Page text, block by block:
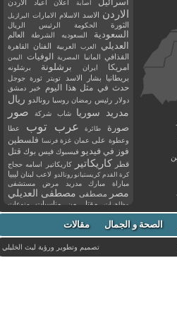
اصابة اعلان اعياد الأردن
الاردن الاسد الاسلام الامارات البرازيل
الثورة الحكومة الرئيس الريال
السعودية السعوديه الشرطة العالم
العديلي العرب العربية الفنان القاهرة
القذافي المانيا المصرية الوفيات اليمن
امريكا ايران برشلونة برشلونه
بريطانيا بشار الاسد تويتر ثورة جوجل
حدث في مثل هذا اليوم خبر دمشق
دولار رئيس رمضان روسيا رونالدو ريال
مدريد
سوريا شاب شركة صور
صورة طائرة عرب توب
عطا
وعطوة على عمان غزة فرنسا فلسطين
فوز في فيديو فيسبوك فيس بوك قتل
قطر كاريكاتير كاريكاتير اسامه حجاج
كرة القدم كريستيانو رونالدو لاعب لبنان ليبيا
مباراة مبارك مدريد مرض مستشفى
مصر مصطفى مصطفى العديلي
مظاهرات مقتل من مناسبات
منوعات
مواليد
موت ميسي ميلان نادي نشر
وفاة وفيات يوتيوب الصحة و الجمال مقالات
تصميم وتطوير ورؤيةليث الخليلي